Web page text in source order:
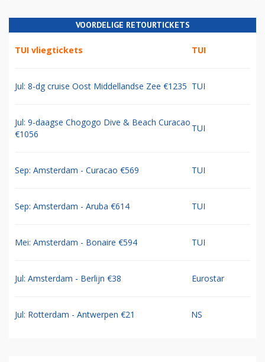
VOORDELIGE RETOURTICKETS
TUI vliegtickets TUI
Jul: 8-dg cruise Oost Middellandse Zee €1235 TUI
Jul: 9-daagse Chogogo Dive & Beach Curacao
€1056
TUI
Sep: Amsterdam - Curacao €569 TUI
Sep: Amsterdam - Aruba €614 TUI
Mei: Amsterdam - Bonaire €594 TUI
Jul: Amsterdam - Berlijn €38 Eurostar
Jul: Rotterdam - Antwerpen €21 NS